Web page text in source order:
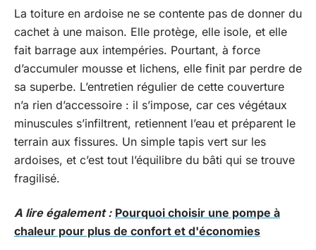
La toiture en ardoise ne se contente pas de donner du
cachet à une maison. Elle protège, elle isole, et elle
fait barrage aux intempéries. Pourtant, à force
d’accumuler mousse et lichens, elle finit par perdre de
sa superbe. L’entretien régulier de cette couverture
n’a rien d’accessoire : il s’impose, car ces végétaux
minuscules s’infiltrent, retiennent l’eau et préparent le
terrain aux fissures. Un simple tapis vert sur les
ardoises, et c’est tout l’équilibre du bâti qui se trouve
fragilisé.
A lire également : Pourquoi choisir une pompe à
chaleur pour plus de confort et d'économies